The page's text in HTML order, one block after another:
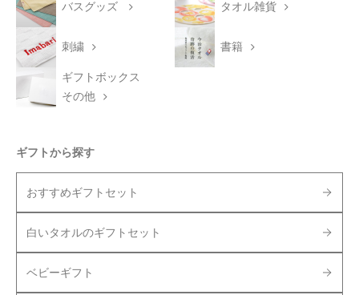
バスグッズ タオル雑貨
刺繍 書籍
ギフトボックス
その他
ギフトから探す
おすすめギフトセット
白いタオルのギフトセット
ベビーギフト